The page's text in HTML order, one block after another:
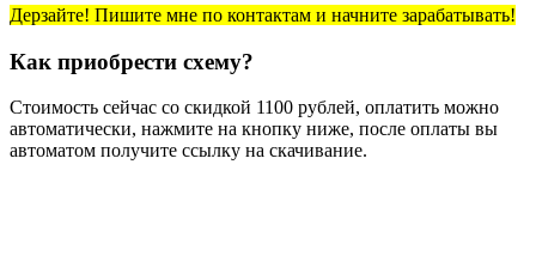
Дерзайте! Пишите мне по контактам и начните зарабатывать!
Как приобрести схему?
Стоимость сейчас со скидкой 1100 рублей, оплатить можно
автоматически, нажмите на кнопку ниже, после оплаты вы
автоматом получите ссылку на скачивание.